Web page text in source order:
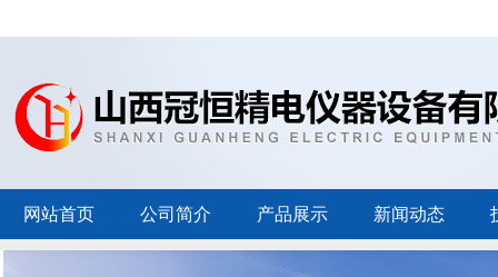
网站首页 公司简介 产品展示 新闻动态